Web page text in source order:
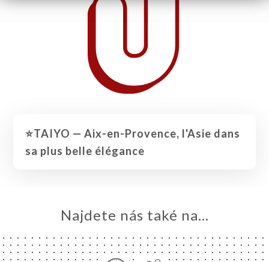
⭐️TAIYO — Aix-en-Provence, l'Asie dans
sa plus belle élégance
Najdete nás také na...